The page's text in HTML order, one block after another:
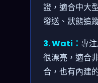
證，適合中大
發送、狀態追
3. Wati： 專
很漂亮，適合
合，也有內建